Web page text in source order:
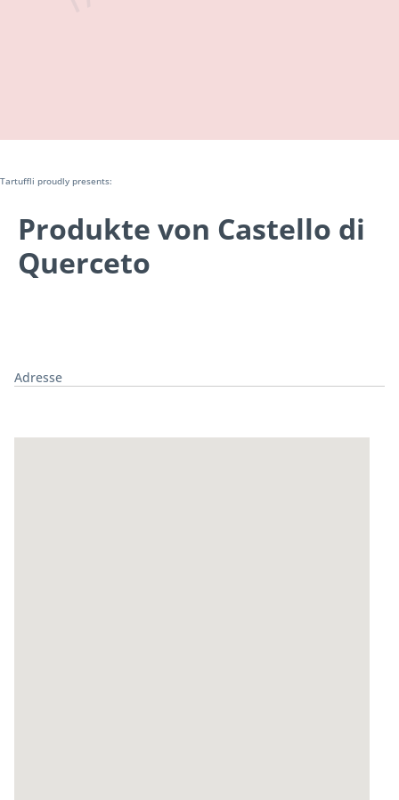
Tartuffli proudly presents:
Produkte von Castello di
Querceto
Adresse